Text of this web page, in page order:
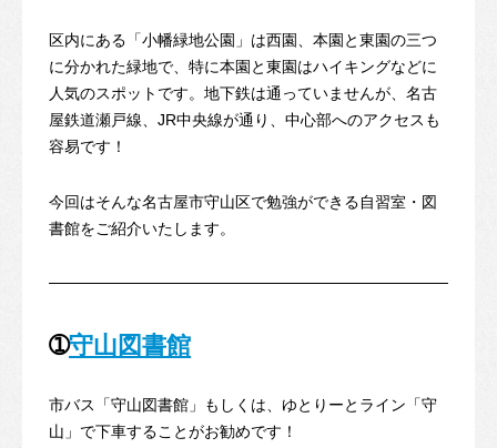
区内にある「小幡緑地公園」は西園、本園と東園の三つ
に分かれた緑地で、特に本園と東園はハイキングなどに
人気のスポットです。地下鉄は通っていませんが、名古
屋鉄道瀬戸線、JR中央線が通り、中心部へのアクセスも
容易です！
今回はそんな名古屋市守山区で勉強ができる自習室・図
書館をご紹介いたします。
➀守山図書館
市バス「守山図書館」もしくは、ゆとりーとライン「守
山」で下車することがお勧めです！